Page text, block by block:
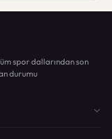
spor dallarından son
durumu